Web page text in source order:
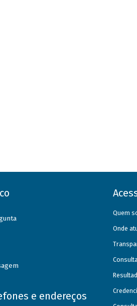
e endereços
Quem
Onde